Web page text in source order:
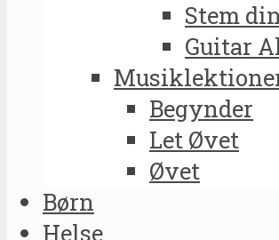
Stem
Guitar
Begynder
Let Øvet
Øvet
Børn
Helse